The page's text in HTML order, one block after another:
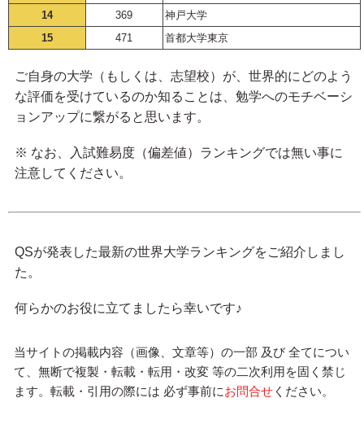
14
369
神戸大学
15
471 首都大学東京
ご自身の大学（もしくは、志望校）が、世界的にどのよう
な評価を受けているのか知ることは、勉学へのモチベーシ
ョンアップに繋がると思います。
※ なお、入試難易度（偏差値）ランキングでは無い事に
注意してください。
QSが発表した最新の世界大学ランキングをご紹介しまし
た。
何らかのお役に立てましたら幸いです♪
当サイトの掲載内容（画像、文章等）の一部 及び 全てについ
て、無断で複製・転載・転用・改変 等の二次利用を固く禁じ
ます。転載・引用の際には 必ず事前にお問合せ ください。